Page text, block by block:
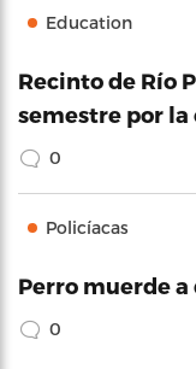
Education
Recinto de Río
semestre por la
0
Policíacas
Perro muerde a
0